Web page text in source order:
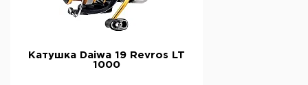
Катушка Daiwa 19 Revros LT
1000